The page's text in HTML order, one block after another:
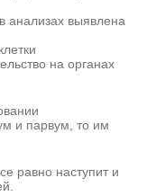
анализах выявлена
на органах
и парвум, то им
равно наступит и